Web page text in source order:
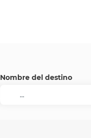
Nombre del destino